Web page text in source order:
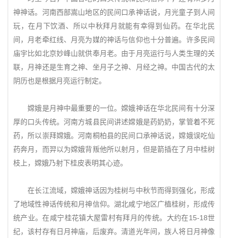
神神话。河南西部嵩山地区的民间口承神话说，月光童子到人间
玩，在月下饮酒、所以中秋拜月就能有幸得到仙药。在华北民
间，月老牵红线、月亮为媒的神话与信仰也十分普遍。许多民间
庙宇比如北京妙峰山就供奉月老。由于月亮运行与人类生理的关
联，月神还是生育之神、坐月子之神、月经之神。中国古代的太
阴历也是根据月亮运行制定。
嫦娥是月神中最重要的一位。嫦娥神话在华北民间有十分深
厚的口头传统。河南方城县民间讲述嫦娥是药奶奶，掌管着不死
药，所以崇拜嫦娥。河南桐柏县的民间口承神话说，嫦娥误吃仙
药奔月，而羿以为嫦娥背叛他所以射月，但是箭插在了月中桂树
枝上，嫦娥乃射下桂皮表明其心迹。
在长江流域，嫦娥神话因为桂树与中秋节而得到强化，形成
了地域性神话传统和月神信仰。湖北咸宁地区广植桂树，形成传
统产业。在咸宁桂花镇大屋雷村有拜月的传统。大约在15-18世
纪，该村存有日月神庙，后废弃。清道光年间，族人将日月神像